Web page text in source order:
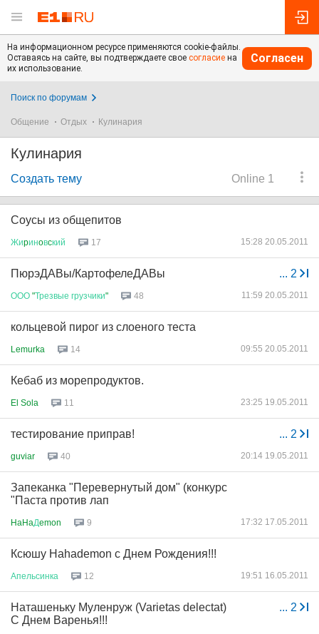
На информационном ресурсе применяются cookie-файлы.
Оставаясь на сайте, вы подтверждаете свое согласие на
их использование.
Согласен
Поиск по форумам
Общение Отдых Кулинария
Кулинария
Online 1
Создать тему
Соусы из общепитов
Жиpинoвcкий 17 15:28 20.05.2011
... 2
ПюрэДАВы/КартофелеДАВы
ООО "Трезвые грузчики" 48 11:59 20.05.2011
кольцевой пирог из слоеного теста
Lemurka 14 09:55 20.05.2011
Кебаб из морепродуктов.
El Sola 11 23:25 19.05.2011
... 2
тестирование приправ!
guviar 40 20:14 19.05.2011
Запеканка "Перевернутый дом" (конкурс
"Паста против лап
HaHaДemon 9 17:32 17.05.2011
Ксюшу Hahademon с Днем Рождения!!!
Апельсинка 12 19:51 16.05.2011
... 2
Наташеньку Муленруж (Varietas delectat)
С Днем Варенья!!!